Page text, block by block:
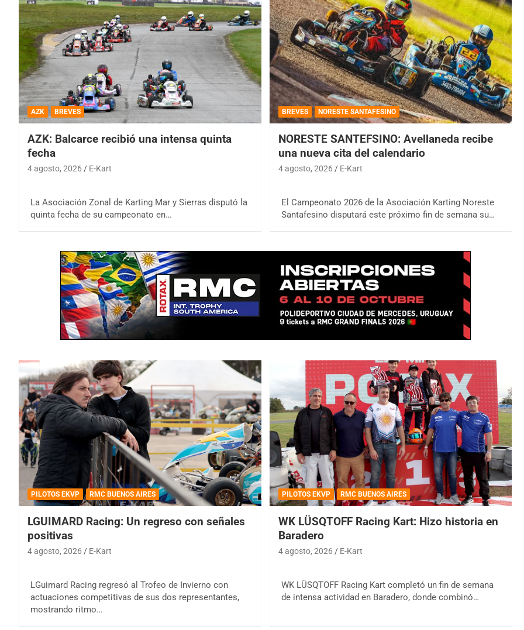
AZK BREVES
AZK: Balcarce recibió una intensa quinta
fecha
4 agosto, 2026 E-Kart
La Asociación Zonal de Karting Mar y Sierras disputó la
quinta fecha de su campeonato en…
BREVES NORESTE SANTAFESINO
NORESTE SANTEFSINO: Avellaneda recibe
una nueva cita del calendario
4 agosto, 2026 E-Kart
El Campeonato 2026 de la Asociación Karting Noreste
Santafesino disputará este próximo fin de semana su…
PILOTOS EKVP RMC BUENOS AIRES
LGUIMARD Racing: Un regreso con señales
positivas
4 agosto, 2026 E-Kart
LGuimard Racing regresó al Trofeo de Invierno con
actuaciones competitivas de sus dos representantes,
mostrando ritmo…
PILOTOS EKVP RMC BUENOS AIRES
WK LÜSQTOFF Racing Kart: Hizo historia en
Baradero
4 agosto, 2026 E-Kart
WK LÜSQTOFF Racing Kart completó un fin de semana
de intensa actividad en Baradero, donde combinó…